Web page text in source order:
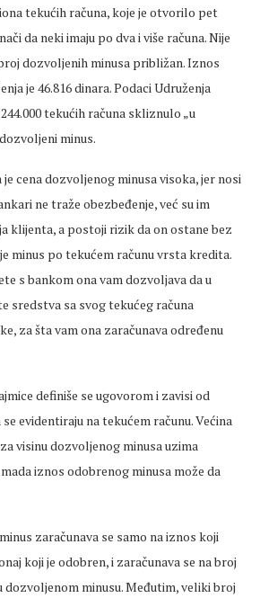
tekućih računa, koje je otvorilo pet
da neki imaju po dva i više računa. Nije
dozvoljenih minusa približan. Iznos
je 46.816 dinara. Podaci Udruženja
tekućih računa skliznulo „u
minus.
cena dozvoljenog minusa visoka, jer nosi
ne traže obezbeđenje, već su im
klijenta, a postoji rizik da on ostane bez
minus po tekućem računu vrsta kredita.
s bankom ona vam dozvoljava da u
sredstva sa svog tekućeg računa
za šta vam ona zaračunava određenu
definiše se ugovorom i zavisi od
evidentiraju na tekućem računu. Većina
visinu dozvoljenog minusa uzima
iznos odobrenog minusa može da
zaračunava se samo na iznos koji
koji je odobren, i zaračunava se na broj
dozvoljenom minusu. Međutim, veliki broj